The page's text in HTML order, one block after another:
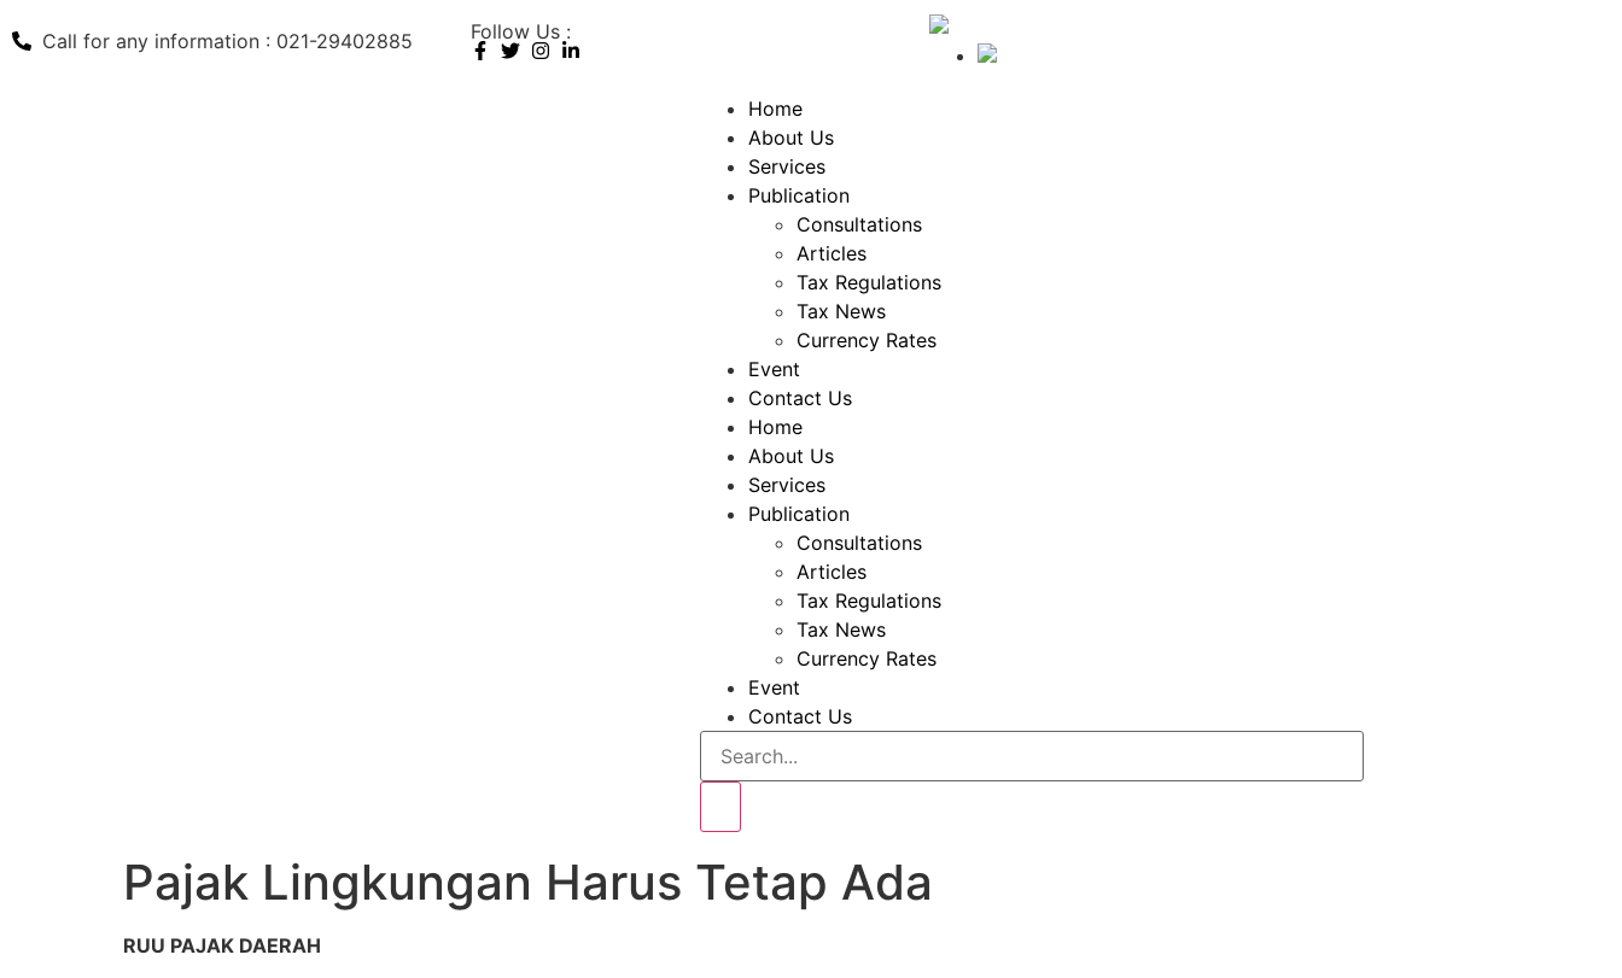
Call for any information : 021-29402885 Follow Us :
Home
About Us
Services
Publication
Consultations
Articles
Tax Regulations
Tax News
Currency Rates
Event
Contact Us
Home
About Us
Services
Publication
Consultations
Articles
Tax Regulations
Tax News
Currency Rates
Event
Contact Us
Pajak Lingkungan Harus Tetap Ada
RUU PAJAK DAERAH